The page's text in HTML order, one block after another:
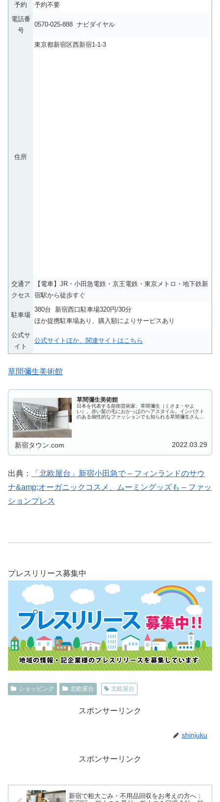
予約
予約不要
電話番
号
0570-025-888 ナビダイヤル
住所
東京都新宿区西新宿1-1-3
交通ア
クセス
【電車】JR・小田急電鉄・京王電鉄・東京メトロ・地下鉄新
宿駅から徒歩すぐ
駐車場
380台 新宿西口駐車場320円/30分
ほか提携駐車場あり、購入額によりサービスあり
公式サ
イト
公式サイトほか、関連サイトはこちら
草間彌生美術館
草間彌生美術館
日本を代表する前衛芸術家、草間彌生（くさま・やよ
い）。赤い髪の毛におかっぱのヘアスタイル。インパクト
のある個性的なファッションでも知られる草間彌生さん
新宿タウン.com 2022.03.29
出典：
「北欧屋台」新宿小田急で – フィンランドのサウ
ナ&amp;オーガニックコスメ、ムーミングッズも – ファッ
ションプレス
プレスリリース募集中
ショッピング 北欧屋台 北欧屋台
スポンサーリンク
shinjuku
スポンサーリンク
新宿で粗大ごみ・不用品回収をお考えの方へ：